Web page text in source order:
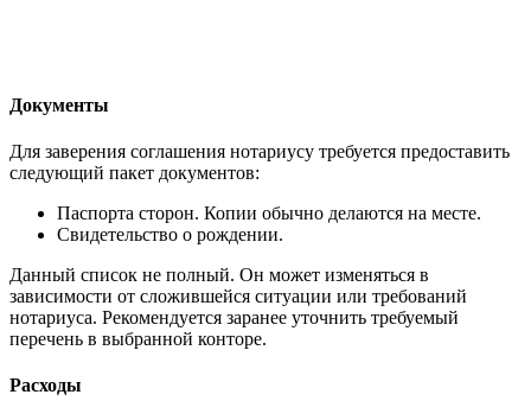
Документы
Для заверения соглашения нотариусу требуется предоставить
следующий пакет документов:
Паспорта сторон. Копии обычно делаются на месте.
Свидетельство о рождении.
Данный список не полный. Он может изменяться в
зависимости от сложившейся ситуации или требований
нотариуса. Рекомендуется заранее уточнить требуемый
перечень в выбранной конторе.
Расходы